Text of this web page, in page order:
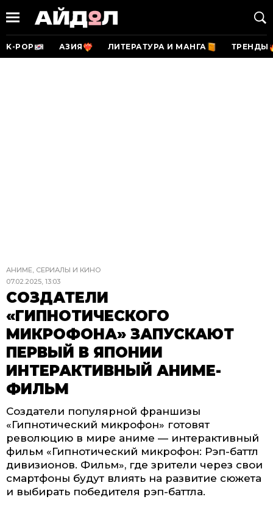
K-POP АЗИЯ ЛИТЕРАТУРА И МАНГА ТРЕНДЫ
АНИМЕ, СЕРИАЛЫ И КИНО
07.02.2025, 13:03
СОЗДАТЕЛИ
«ГИПНОТИЧЕСКОГО
МИКРОФОНА» ЗАПУСКАЮТ
ПЕРВЫЙ В ЯПОНИИ
ИНТЕРАКТИВНЫЙ АНИМЕ-
ФИЛЬМ
Создатели популярной франшизы
«Гипнотический микрофон» готовят
революцию в мире аниме — интерактивный
фильм «Гипнотический микрофон: Рэп-баттл
дивизионов. Фильм», где зрители через свои
смартфоны будут влиять на развитие сюжета
и выбирать победителя рэп-баттла.